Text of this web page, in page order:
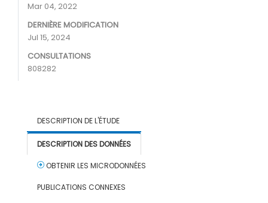
Mar 04, 2022
DERNIÈRE MODIFICATION
Jul 15, 2024
CONSULTATIONS
808282
DESCRIPTION DE L'ÉTUDE
DESCRIPTION DES DONNÉES
OBTENIR LES MICRODONNÉES
PUBLICATIONS CONNEXES